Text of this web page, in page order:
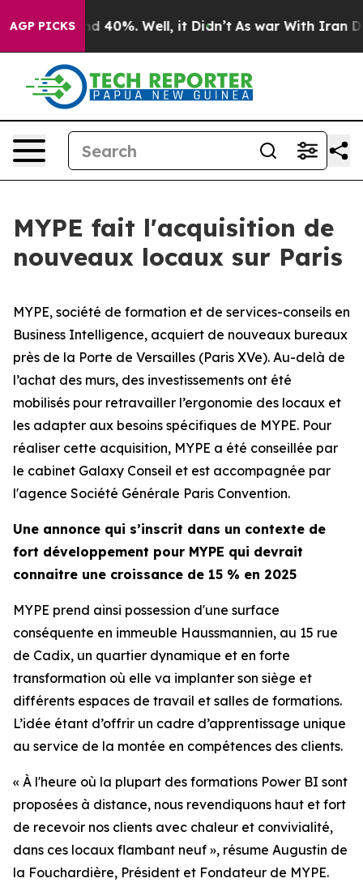
AGP PICKS
Around 40%. Well, it Didn’t As war With Iran
MYPE fait l'acquisition de
nouveaux locaux sur Paris
MYPE, société de formation et de services-conseils en
Business Intelligence, acquiert de nouveaux bureaux
près de la Porte de Versailles (Paris XVe). Au-delà de
l’achat des murs, des investissements ont été
mobilisés pour retravailler l’ergonomie des locaux et
les adapter aux besoins spécifiques de MYPE. Pour
réaliser cette acquisition, MYPE a été conseillée par
le cabinet Galaxy Conseil et est accompagnée par
l'agence Société Générale Paris Convention.
Une annonce qui s’inscrit dans un contexte de
fort développement pour MYPE qui devrait
connaitre une croissance de 15 % en 2025
MYPE prend ainsi possession d'une surface
conséquente en immeuble Haussmannien, au 15 rue
de Cadix, un quartier dynamique et en forte
transformation où elle va implanter son siège et
différents espaces de travail et salles de formations.
L’idée étant d’offrir un cadre d’apprentissage unique
au service de la montée en compétences des clients.
« À l'heure où la plupart des formations Power BI sont
proposées à distance, nous revendiquons haut et fort
de recevoir nos clients avec chaleur et convivialité,
dans ces locaux flambant neuf », résume Augustin de
la Fouchardière, Président et Fondateur de MYPE.